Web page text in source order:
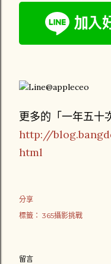
更多的「一年五十
http://
html
分享
標籤： 365攝影挑戰
留言